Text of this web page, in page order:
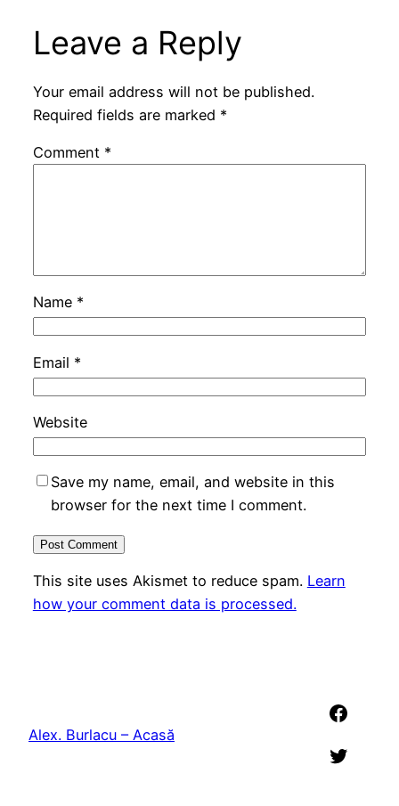
Leave a Reply
Your email address will not be published.
Required fields are marked *
Comment *
Name *
Email *
Website
Save my name, email, and website in this
browser for the next time I comment.
This site uses Akismet to reduce spam. Learn
how your comment data is processed.
Alex. Burlacu – Acasă
Twitter